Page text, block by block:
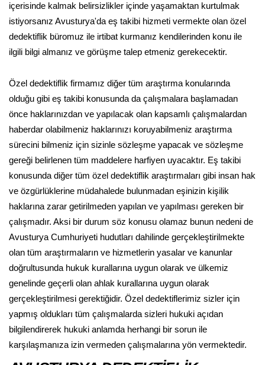
içerisinde kalmak belirsizlikler içinde yaşamaktan kurtulmak
istiyorsanız Avusturya'da eş takibi hizmeti vermekte olan özel
dedektiflik büromuz ile irtibat kurmanız kendilerinden konu ile
ilgili bilgi almanız ve görüşme talep etmeniz gerekecektir.
Özel dedektiflik firmamız diğer tüm araştırma konularında
olduğu gibi eş takibi konusunda da çalışmalara başlamadan
önce haklarınızdan ve yapılacak olan kapsamlı çalışmalardan
haberdar olabilmeniz haklarınızı koruyabilmeniz araştırma
sürecini bilmeniz için sizinle sözleşme yapacak ve sözleşme
gereği belirlenen tüm maddelere harfiyen uyacaktır. Eş takibi
konusunda diğer tüm özel dedektiflik araştırmaları gibi insan hak
ve özgürlüklerine müdahalede bulunmadan eşinizin kişilik
haklarına zarar getirilmeden yapılan ve yapılması gereken bir
çalışmadır. Aksi bir durum söz konusu olamaz bunun nedeni de
Avusturya Cumhuriyeti hudutları dahilinde gerçekleştirilmekte
olan tüm araştırmaların ve hizmetlerin yasalar ve kanunlar
doğrultusunda hukuk kurallarına uygun olarak ve ülkemiz
genelinde geçerli olan ahlak kurallarına uygun olarak
gerçekleştirilmesi gerektiğidir. Özel dedektiflerimiz sizler için
yapmış oldukları tüm çalışmalarda sizleri hukuki açıdan
bilgilendirerek hukuki anlamda herhangi bir sorun ile
karşılaşmanıza izin vermeden çalışmalarına yön vermektedir.